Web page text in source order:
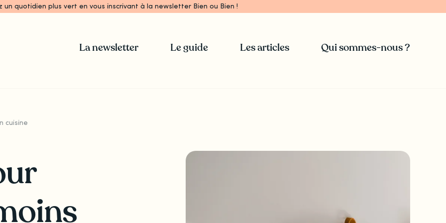
un quotidien plus vert en vous inscrivant à la newsletter Bien ou Bien !
La newsletter Le guide Les articles Qui sommes-nous ?
cuisine